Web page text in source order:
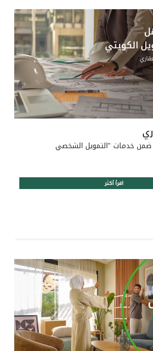
البيع
الصرف الآلي
ضمن خدمات "التمويل الشخصي
اقرأ أكثر